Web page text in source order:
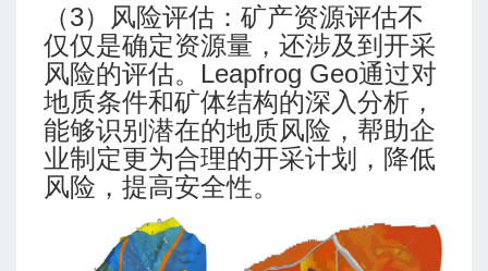
（3）风险评估：矿产资源评估不
仅仅是确定资源量，还涉及到开采
风险的评估。Leapfrog Geo通过对
地质条件和矿体结构的深入分析，
能够识别潜在的地质风险，帮助企
业制定更为合理的开采计划，降低
风险，提高安全性。